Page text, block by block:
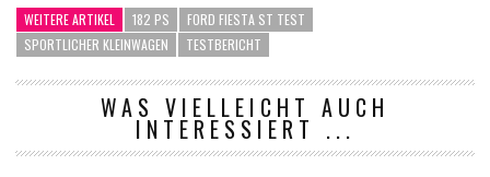
WEITERE ARTIKEL 182 PS
FORD FIESTA ST TEST
SPORTLICHER KLEINWAGEN
TESTBERICHT
WAS VIELLEICHT AUCH
INTERESSIERT ...